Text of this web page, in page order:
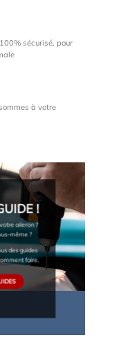
sécurisé, pour
à votre
!
aileron ?
même ?
des guides
faire.